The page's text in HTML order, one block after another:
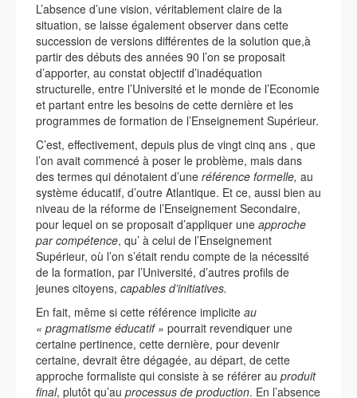
L’absence d’une vision, véritablement claire de la
situation, se laisse également observer dans cette
succession de versions différentes de la solution que,à
partir des débuts des années 90 l’on se proposait
d’apporter, au constat objectif d’inadéquation
structurelle, entre l’Université et le monde de l’Economie
et partant entre les besoins de cette dernière et les
programmes de formation de l’Enseignement Supérieur.
C’est, effectivement, depuis plus de vingt cinq ans , que
l’on avait commencé à poser le problème, mais dans
des termes qui dénotaient d’une référence formelle, au
système éducatif, d’outre Atlantique. Et ce, aussi bien au
niveau de la réforme de l’Enseignement Secondaire,
pour lequel on se proposait d’appliquer une approche
par compétence, qu’ à celui de l’Enseignement
Supérieur, où l’on s’était rendu compte de la nécessité
de la formation, par l’Université, d’autres profils de
jeunes citoyens, capables d’initiatives.
En fait, même si cette référence implicite au
« pragmatisme éducatif » pourrait revendiquer une
certaine pertinence, cette dernière, pour devenir
certaine, devrait être dégagée, au départ, de cette
approche formaliste qui consiste à se référer au produit
final, plutôt qu’au processus de production. En l’absence